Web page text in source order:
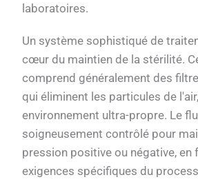
laboratoires.
Un système sophistiqué de
cœur du maintien de la stérilité.
comprend généralement des
qui éliminent les particules de
environnement ultra-propre. Le
soigneusement contrôlé pour
pression positive ou négative, en
exigences spécifiques du